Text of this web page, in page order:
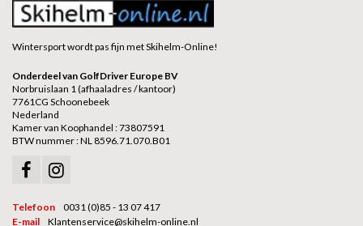
Wintersport wordt pas fijn met Skihelm-Online!
Onderdeel van GolfDriver Europe BV
Norbruislaan 1 (afhaaladres / kantoor)
7761CG Schoonebeek
Nederland
Kamer van Koophandel : 73807591
BTW nummer : NL 8596.71.070.B01
Telefoon
0031 (0)85 - 13 07 417
E-mail
Klantenservice@skihelm-online.nl